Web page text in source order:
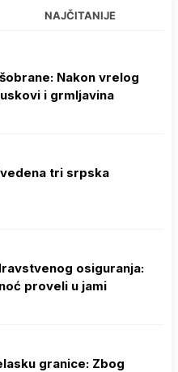
NAJČITANIJE
Nakon vrelog
i grmljavina
tri srpska
osiguranja:
proveli u jami
granice: Zbog